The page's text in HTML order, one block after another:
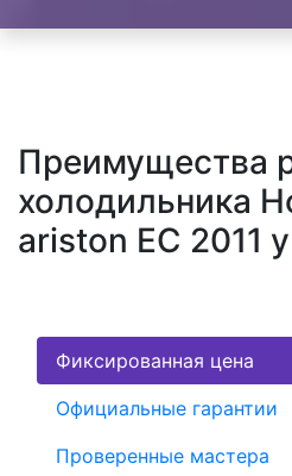
Преимущества
холодильника
ariston EC 2011
Фиксированная цена
Официальные гарантии
Проверенные мастера